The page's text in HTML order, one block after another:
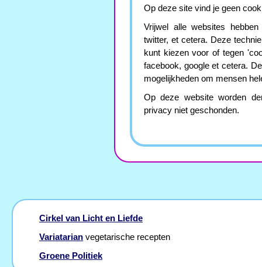
Op deze site vind je geen
Vrijwel alle websites
twitter, et cetera. Deze
kunt kiezen voor of tegen
facebook, google et cetera.
mogelijkheden om mensen
Op deze website worden
privacy niet geschonden.
Cirkel van Licht en Liefde
Variatarian vegetarische recepten
Groene Politiek